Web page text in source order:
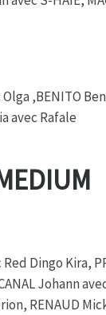
Olga ,BENITO
avec Rafale
Red Dingo Kira,
Johann
RENAUD